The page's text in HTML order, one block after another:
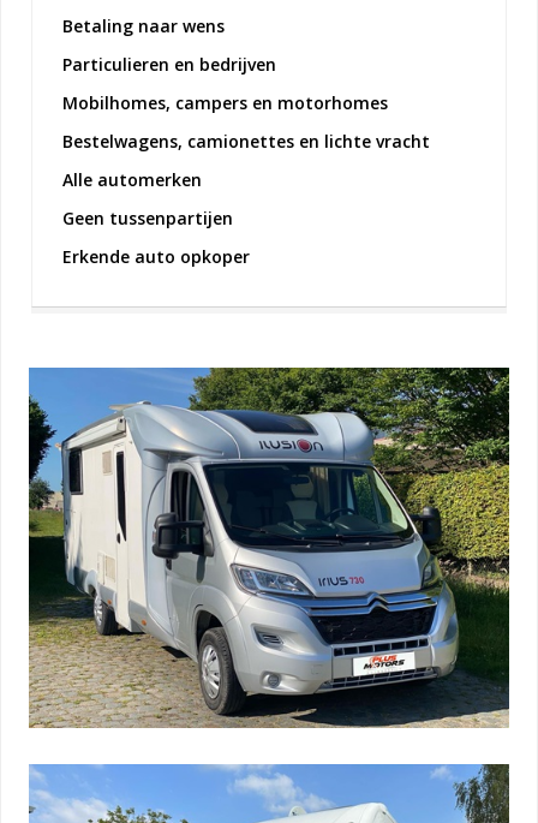
Betaling naar wens
Particulieren en bedrijven
Mobilhomes, campers en motorhomes
Bestelwagens, camionettes en lichte vracht
Alle automerken
Geen tussenpartijen
Erkende auto opkoper